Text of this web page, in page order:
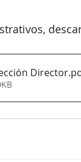
Director